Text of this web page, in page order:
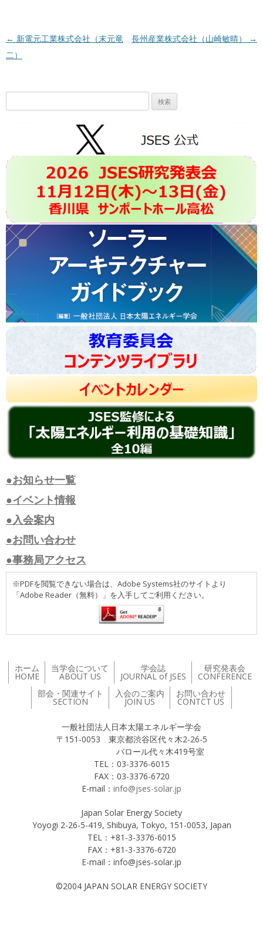
投稿ナビゲーション
← 新電元工業株式会社（末元竜
二）
長州産業株式会社（山崎敏晴） →
索:
●お知らせ一覧
●イベント情報
●入会案内
●お問い合わせ
●事務局アクセス
※PDFを閲覧できない場合は、Adobe Systems社のサイトより
「Adobe Reader（無料）」を入手してご利用ください。
ホーム
HOME
当学会について
ABOUT US
学会誌
JOURNAL of JSES
研究発表会
CONFERENCE
部会・関連サイト
SECTION
入会のご案内
JOIN US
お問い合わせ
CONTCT US
一般社団法人日本太陽エネルギー学会
〒151-0053 東京都渋谷区代々木2-26-5
バロール代々木419号室
TEL：03-3376-6015
FAX：03-3376-6720
E-mail： info@jses-solar.jp
Japan Solar Energy Society
Yoyogi 2-26-5-419, Shibuya, Tokyo, 151-0053, Japan
TEL：+81-3-3376-6015
FAX：+81-3-3376-6720
E-mail：info@jses-solar.jp
©2004 JAPAN SOLAR ENERGY SOCIETY